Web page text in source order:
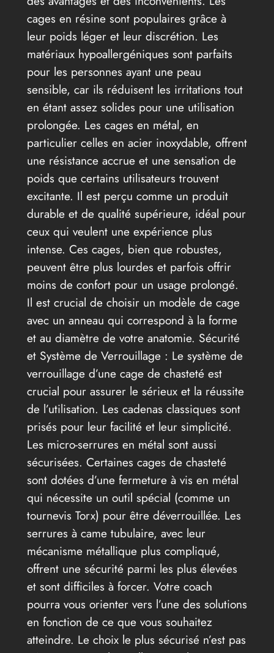
cages en résine sont populaires grâce à
leur poids léger et leur discrétion. Les
matériaux hypoallergéniques sont parfaits
pour les personnes ayant une peau
sensible, car ils réduisent les irritations tout
en étant assez solides pour une utilisation
prolongée. Les cages en métal, en
particulier celles en acier inoxydable, offrent
une résistance accrue et une sensation de
poids que certains utilisateurs trouvent
excitante. Il est perçu comme un produit
durable et de qualité supérieure, idéal pour
ceux qui veulent une expérience plus
intense. Ces cages, bien que robustes,
peuvent être plus lourdes et parfois offrir
moins de confort pour un usage prolongé.
Il est crucial de choisir un modèle de cage
avec un anneau qui correspond à la forme
et au diamètre de votre anatomie. Sécurité
et Système de Verrouillage : Le système de
verrouillage d’une cage de chasteté est
crucial pour assurer le sérieux et la réussite
de l’utilisation. Les cadenas classiques sont
prisés pour leur facilité et leur simplicité.
Les micro-serrures en métal sont aussi
sécurisées. Certaines cages de chasteté
sont dotées d’une fermeture à vis en métal
qui nécessite un outil spécial (comme un
tournevis Torx) pour être déverrouillée. Les
serrures à came tubulaire, avec leur
mécanisme métallique plus compliqué,
offrent une sécurité parmi les plus élevées
et sont difficiles à forcer. Votre coach
pourra vous orienter vers l’une des solutions
en fonction de ce que vous souhaitez
atteindre. Le choix le plus sécurisé n’est pas